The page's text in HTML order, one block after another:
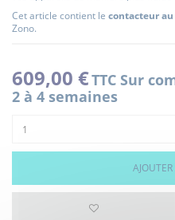
Cet article contient le contacteur
Zono.
609,00 €TTC Sur
2 à 4 semaines